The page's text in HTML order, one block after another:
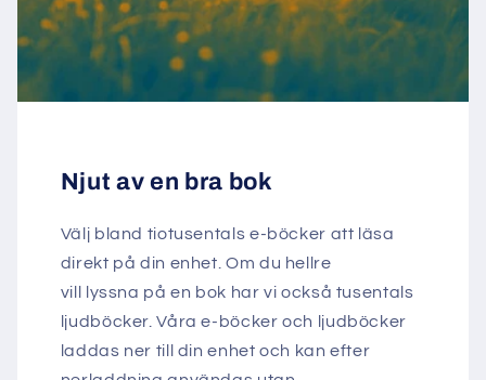
Njut av en bra bok
Välj bland tiotusentals e-böcker att läsa
direkt på din enhet. Om du hellre
vill lyssna på en bok har vi också tusentals
ljudböcker. Våra e-böcker och ljudböcker
laddas ner till din enhet och kan efter